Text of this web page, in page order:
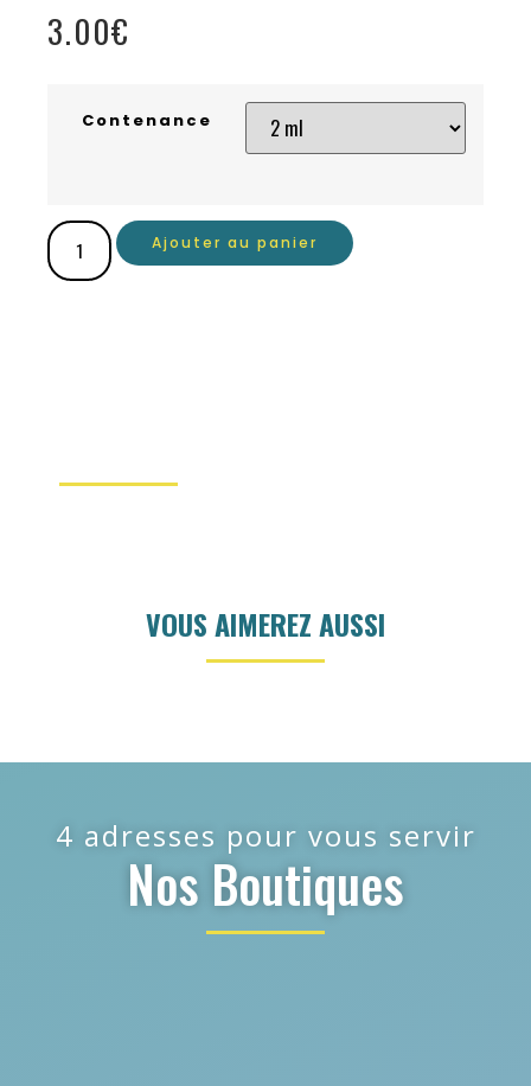
3.00€
Contenance
Ajouter au panier
VOUS AIMEREZ AUSSI
4 adresses pour vous servir
Nos Boutiques